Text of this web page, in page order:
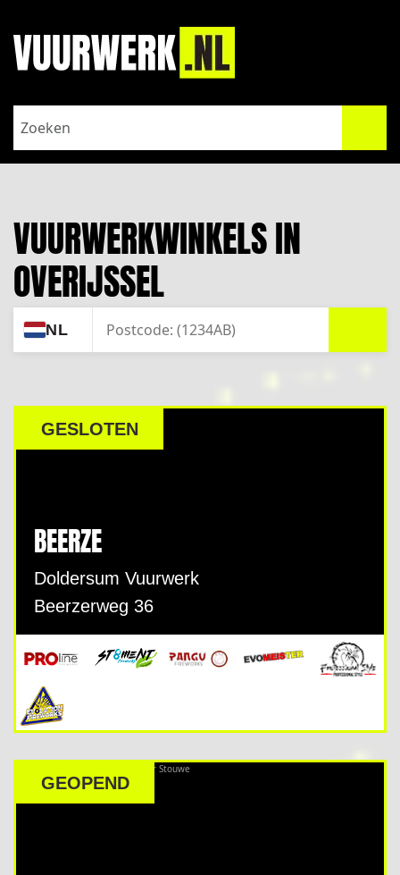
VUURWERKWINKELS IN
OVERIJSSEL
ZOEK
DEALER
NL
GESLOTEN
BEERZE
Doldersum Vuurwerk
Beerzerweg 36
GEOPEND